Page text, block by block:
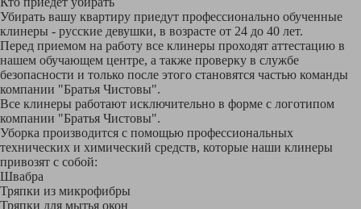
Убирать вашу квартиру приедут профессионально обученные
клинеры - русские девушки, в возрасте от 24 до 40 лет.
Перед приемом на работу все клинеры проходят аттестацию в
нашем обучающем центре, а также проверку в службе
безопасности и только после этого становятся частью команды
компании "Братья Чистовы".
Все клинеры работают исключительно в форме с логотипом
компании "Братья Чистовы".
Уборка производится с помощью профессиональных
технических и химический средств, которые наши клинеры
привозят с собой:
Швабра
Тряпки из микрофибры
Тряпки для мытья окон